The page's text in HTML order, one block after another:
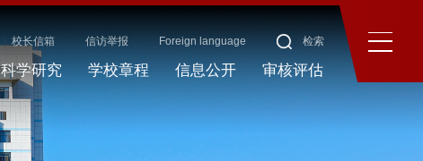
校长信箱 信访举报 Foreign language 检索
科学研究 学校章程 信息公开 审核评估